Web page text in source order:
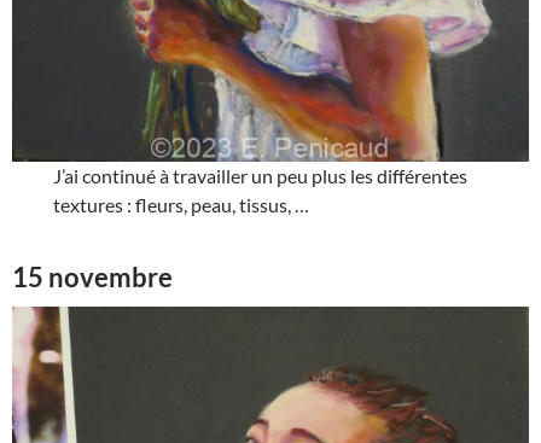
J’ai continué à travailler un peu plus les différentes
textures : fleurs, peau, tissus, …
15 novembre